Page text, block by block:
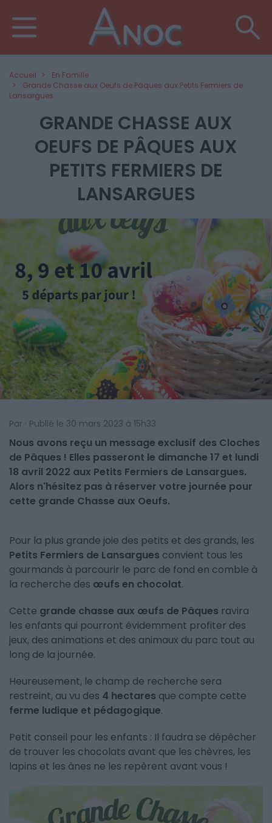
Accueil
En Famille
Grande Chasse aux Oeufs de Pâques aux Petits Fermiers de
Lansargues
GRANDE CHASSE AUX
OEUFS DE PÂQUES AUX
PETITS FERMIERS DE
LANSARGUES
Par · Publié le 30 mars 2023 à 15h33
Nous avons reçu un message exclusif des Cloches
de Pâques ! Elles passeront le dimanche 17 et lundi
18 avril 2022 aux Petits Fermiers de Lansargues.
Alors n'hésitez pas à réserver votre journée pour
cette grande Chasse aux Oeufs.
Pour la plus grande joie des petits et des grands, les
Petits Fermiers de Lansargues convient tous les
gourmands à parcourir le parc de fond en comble à
la recherche des œufs en chocolat.
Cette grande chasse aux œufs de Pâques ravira
les enfants qui pourront évidemment profiter des
jeux, des animations et des animaux du parc tout au
long de la journée.
Heureusement, le champ de recherche sera
restreint, au vu des 4 hectares que compte cette
ferme ludique et pédagogique.
Petit conseil pour les enfants : Il faudra se dépêcher
de trouver les chocolats avant que les chèvres, les
lapins et les ânes ne les repèrent avant vous !